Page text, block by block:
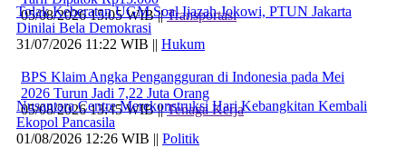
05/08/2026 15:05 WIB ||Transportasi
BPS Klaim Angka Pengangguran di Indonesia pada Mei
2026 Turun Jadi 7,22 Juta Orang
05/08/2026 13:45 WIB ||Tenaga Kerja
Tolak Keberatan UGM Soal Ijazah Jokowi, PTUN Jakarta
Dinilai Bela Demokrasi
31/07/2026 11:22 WIB || Hukum
Nusantara Centre Merekonstruksi Hari Kebangkitan Kembali
Ekopol Pancasila
01/08/2026 12:26 WIB || Politik